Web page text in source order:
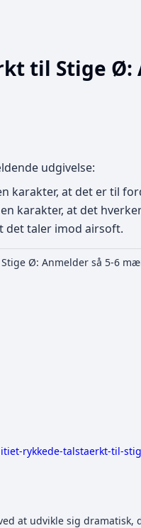
til Stige Ø:
udgivelse:
karakter, at det er til
karakter, at det
det taler imod airsoft.
Ø: Anmelder så 5-6
rykkede-talstaerkt-til-
at udvikle sig